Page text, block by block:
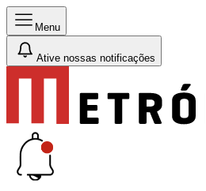
Menu
Ative nossas notificações